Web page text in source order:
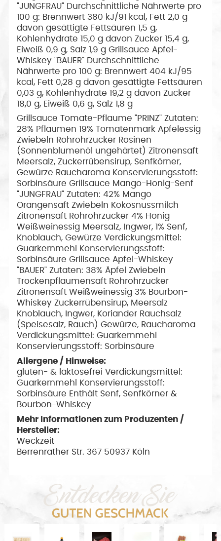
"JUNGFRAU" Durchschnittliche Nährwerte pro
100 g: Brennwert 380 kJ/91 kcal, Fett 2,0 g
davon gesättigte Fettsäuren 1,5 g,
Kohlenhydrate 15,0 g davon Zucker 15,4 g,
Eiweiß 0,9 g, Salz 1,9 g Grillsauce Apfel-
Whiskey "BAUER" Durchschnittliche
Nährwerte pro 100 g: Brennwert 404 kJ/95
kcal, Fett 0,28 g davon gesättigte Fettsäuren
0,03 g, Kohlenhydrate 19,2 g davon Zucker
18,0 g, Eiweiß 0,6 g, Salz 1,8 g
Grillsauce Tomate-Pflaume "PRINZ" Zutaten:
28% Pflaumen 19% Tomatenmark Apfelessig
Zwiebeln Rohrohrzucker Rosinen
(Sonnenblumenöl ungehärtet) Zitronensaft
Meersalz, Zuckerrübensirup, Senfkörner,
Gewürze Raucharoma Konservierungsstoff:
Sorbinsäure Grillsauce Mango-Honig-Senf
"JUNGFRAU" Zutaten: 42% Mango
Orangensaft Zwiebeln Kokosnussmilch
Zitronensaft Rohrohrzucker 4% Honig
Weißweinessig Meersalz, Ingwer, 1% Senf,
Knoblauch, Gewürze Verdickungsmittel:
Guarkernmehl Konservierungsstoff:
Sorbinsäure Grillsauce Apfel-Whiskey
"BAUER" Zutaten: 38% Äpfel Zwiebeln
Trockenpflaumensaft Rohrohrzucker
Zitronensaft Weißweinessig 3% Bourbon-
Whiskey Zuckerrübensirup, Meersalz
Knoblauch, Ingwer, Koriander Rauchsalz
(Speisesalz, Rauch) Gewürze, Raucharoma
Verdickungsmittel: Guarkernmehl
Konservierungsstoff: Sorbinsäure
Allergene / Hinweise:
gluten- & laktosefrei Verdickungsmittel:
Guarkernmehl Konservierungsstoff:
Sorbinsäure Enthält Senf, Senfkörner &
Bourbon-Whiskey
Mehr Informationen zum Produzenten /
Hersteller:
Weckzeit
Berrenrather Str. 367 50937 Köln